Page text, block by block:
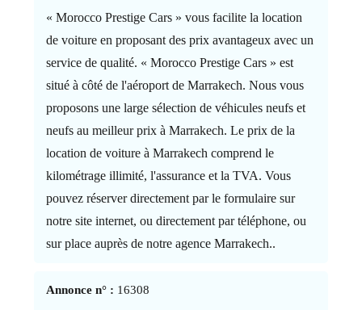
« Morocco Prestige Cars » vous facilite la location
de voiture en proposant des prix avantageux avec un
service de qualité. « Morocco Prestige Cars » est
situé à côté de l'aéroport de Marrakech. Nous vous
proposons une large sélection de véhicules neufs et
neufs au meilleur prix à Marrakech. Le prix de la
location de voiture à Marrakech comprend le
kilométrage illimité, l'assurance et la TVA. Vous
pouvez réserver directement par le formulaire sur
notre site internet, ou directement par téléphone, ou
sur place auprès de notre agence Marrakech..
Annonce n° : 16308